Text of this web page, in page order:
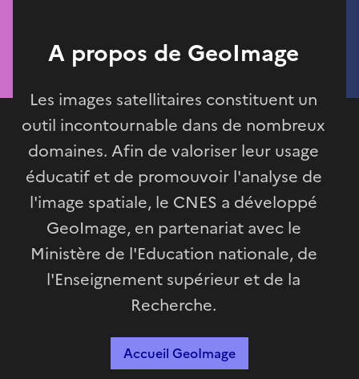
A propos de GeoImage
Les images satellitaires constituent un
outil incontournable dans de nombreux
domaines. Afin de valoriser leur usage
éducatif et de promouvoir l'analyse de
l'image spatiale, le CNES a développé
GeoImage, en partenariat avec le
Ministère de l'Education nationale, de
l'Enseignement supérieur et de la
Recherche.
Accueil GeoImage